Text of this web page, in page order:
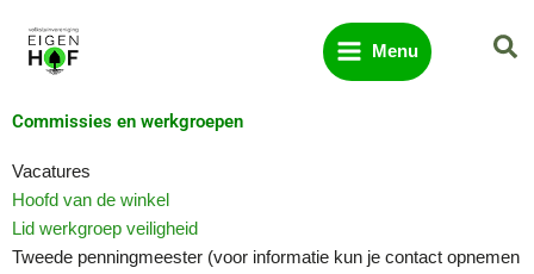
naar
Menu
Commissies en werkgroepen
Vacatures
Hoofd van de winkel
Lid werkgroep veiligheid
Tweede penningmeester (voor informatie kun je contact opnemen